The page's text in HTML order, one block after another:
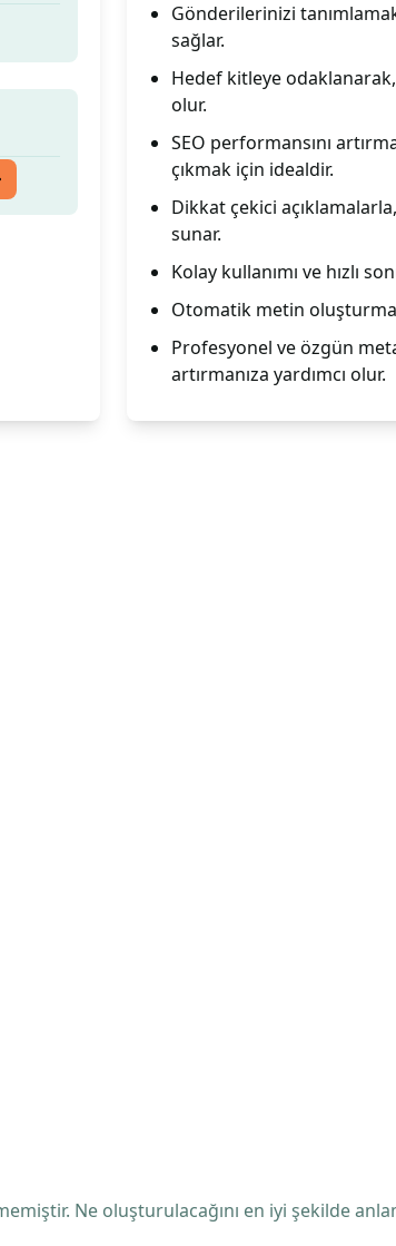
Gönderilerinizi
sağlar.
Hedef kitleye
olur.
SEO performansını
çıkmak için idealdir.
Dikkat çekici
sunar.
Kolay kullanımı ve hızlı
Otomatik metin
Profesyonel ve özgün
artırmanıza yardımcı olur.
Ne oluşturulacağını en iyi şekilde